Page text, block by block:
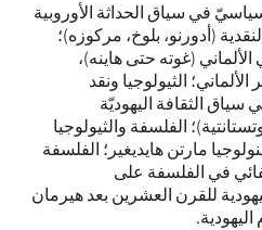
في سياق الحداثة الأوروبية
(أدورنو، بلوخ، مركوزه)؛
(غوته حتىهاينه)،
الثيولوجيا ونقد
سياق الثقافة اليهوديّة
الفلسفة والثيولوجيا
مارتنهايديغير ؛ الفلسفة
في الفلسفة على
للقرن العشرين بعد هيرمان